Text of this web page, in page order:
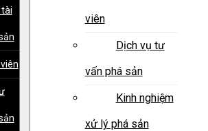
viên
Dịch vụ tư
vấn phá sản
Kinh nghiệm
xử lý phá sản